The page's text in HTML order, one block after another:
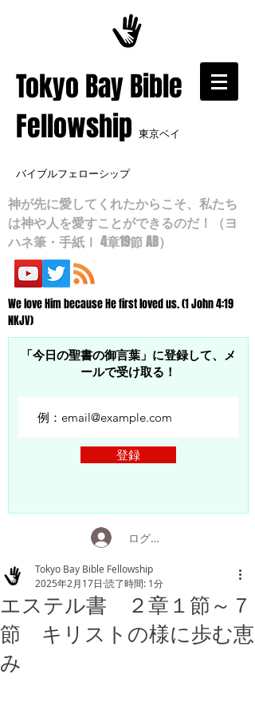
​Tokyo Bay Bible
Fellowship 東京ベイ
バイブルフェローシップ
神が先に愛してくれたからこそ、私たち
は神や人を愛すことができるのだ！（ヨ
ハネ筆・手紙Ⅰ 4章19節 AB）
We love Him because He first loved us. (1 John 4:19
NKJV)
「今日の聖書の御言葉」に登録して、メ
ールで受け取る！
登録
ログイン
エステル書 ２章１節～７
節 キリストの様に歩む恵
み
Tokyo Bay Bible Fellowship
2025年2月17日 読了時間: 1分